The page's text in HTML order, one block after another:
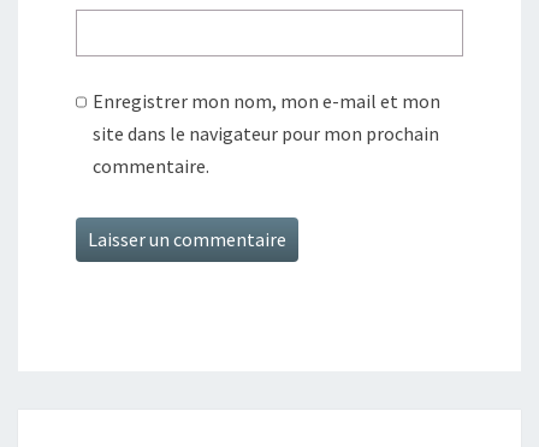
Enregistrer mon nom, mon e-mail et mon
site dans le navigateur pour mon prochain
commentaire.